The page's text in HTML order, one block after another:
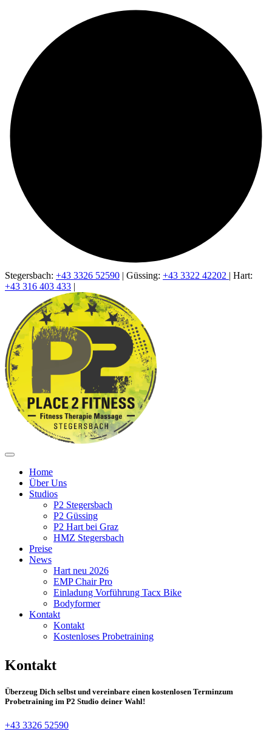
Stegersbach: +43 3326 52590 | Güssing: +43 3322 42202 | Hart:
+43 316 403 433 |
Home
Über Uns
Studios
P2 Stegersbach
P2 Güssing
P2 Hart bei Graz
HMZ Stegersbach
Preise
News
Hart neu 2026
EMP Chair Pro
Einladung Vorführung Tacx Bike
Bodyformer
Kontakt
Kontakt
Kostenloses Probetraining
Kontakt
Überzeug Dich selbst und vereinbare einen kostenlosen Terminzum
Probetraining im P2 Studio deiner Wahl!
+43 3326 52590